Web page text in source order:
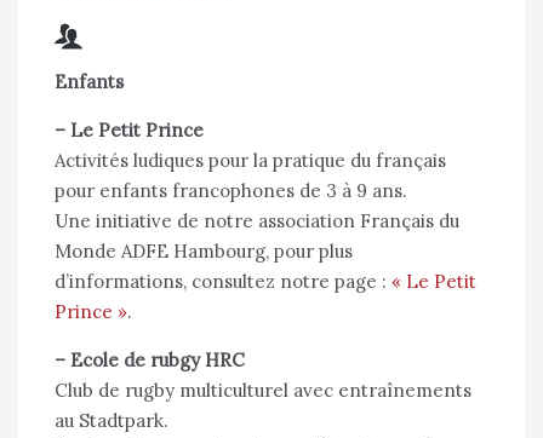
Enfants
– Le Petit Prince
Activités ludiques pour la pratique du français
pour enfants francophones de 3 à 9 ans.
Une initiative de notre association Français du
Monde ADFE Hambourg, pour plus
d’informations, consultez notre page : « Le Petit
Prince ».
– Ecole de rubgy HRC
Club de rugby multiculturel avec entraînements
au Stadtpark.